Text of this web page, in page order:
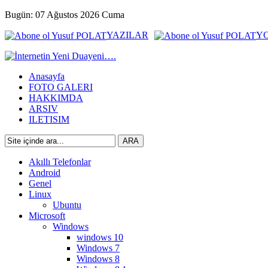
Bugün: 07 Ağustos 2026 Cuma
YAZILAR
Anasayfa
FOTO GALERI
HAKKIMDA
ARSIV
ILETISIM
Akıllı Telefonlar
Android
Genel
Linux
Ubuntu
Microsoft
Windows
windows 10
Windows 7
Windows 8